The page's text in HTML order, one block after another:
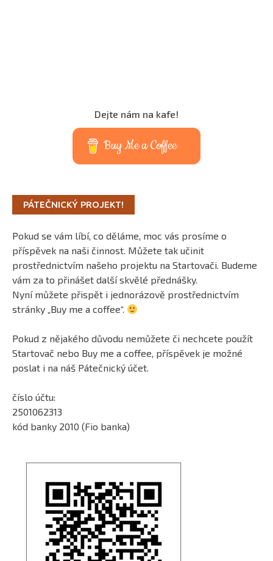
Dejte nám na kafe!
Buy Me a Coffee
PÁTEČNICKÝ PROJEKT!
Pokud se vám líbí, co děláme, moc vás prosíme o
příspěvek na naši činnost. Můžete tak učinit
prostřednictvím našeho projektu na Startovači. Budeme
vám za to přinášet další skvělé přednášky.
Nyní můžete přispět i jednorázově prostřednictvím
stránky „Buy me a coffee“.
Pokud z nějakého důvodu nemůžete či nechcete použít
Startovač nebo Buy me a coffee, příspěvek je možné
poslat i na náš Pátečnický účet.
číslo účtu:
2501062313
kód banky 2010 (Fio banka)